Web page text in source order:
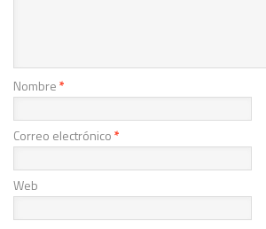
Nombre*
Correo electrónico*
Web